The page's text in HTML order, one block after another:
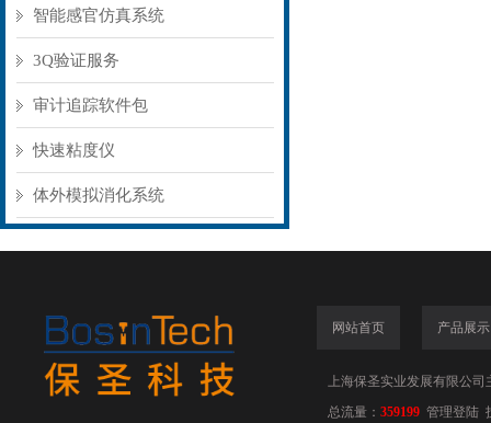
智能感官仿真系统
3Q验证服务
审计追踪软件包
快速粘度仪
体外模拟消化系统
网站首页 产品展示
上海保圣实业发展有限公司
总流量： 359199 管理登陆